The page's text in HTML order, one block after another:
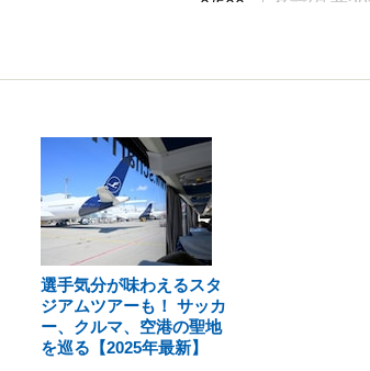
選手気分が味わえるスタ
ジアムツアーも！ サッカ
ー、クルマ、空港の聖地
を巡る【2025年最新】